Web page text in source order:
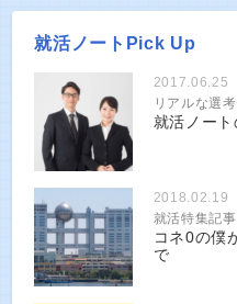
就活ノートPick Up
2017.06.25
リアルな選
就活ノー
2018.02.19
就活特集記事
コネ0の僕
で